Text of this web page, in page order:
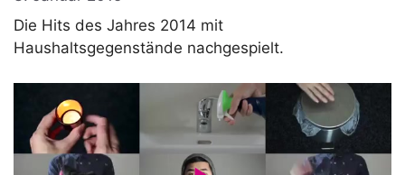
Die Hits des Jahres 2014 mit
Haushaltsgegenstände nachgespielt.